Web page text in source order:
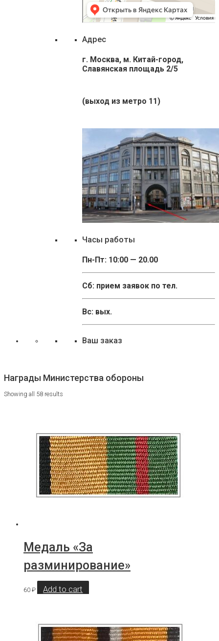
Адрес
г. Москва, м. Китай-город,
Славянская площадь 2/5
(выход из метро 11)
Часы работы
Пн-Пт: 10:00 — 20.00
Сб: прием заявок по тел.
Вс: вых.
Ваш заказ
Награды Министерства обороны
Showing all 58 results
Медаль «За
разминирование»
60 ₽ Add to cart